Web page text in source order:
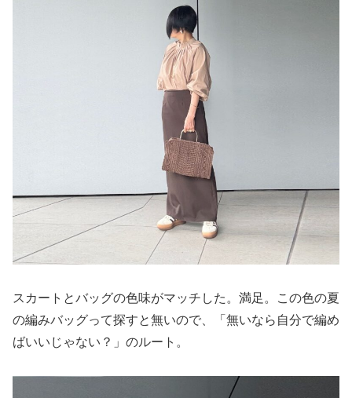
スカートとバッグの色味がマッチした。満足。この色の夏
の編みバッグって探すと無いので、「無いなら自分で編め
ばいいじゃない？」のルート。